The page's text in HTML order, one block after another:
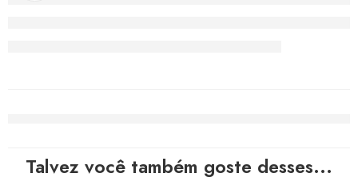
Talvez você também goste desses...